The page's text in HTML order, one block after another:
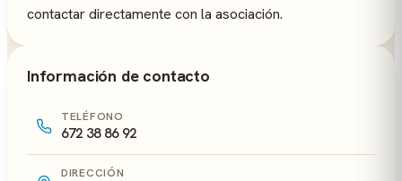
contactar directamente con la asociación.
Información de contacto
TELÉFONO
672 38 86 92
DIRECCIÓN